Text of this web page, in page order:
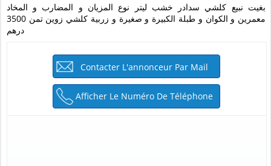
بغيت نبيع كلشي سدادر خشب ليتر نوع المزيان و المضارب و المخاد
معمرين و الكوان و طبلة الكبيرة و صغيرة و زربية كلشي زوين تمن 3500
درهم
Contacter L'annonceur Par Mail